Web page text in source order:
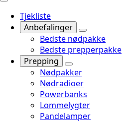
Tjekliste
Anbefalinger
Bedste nødpakke
Bedste prepperpakke
Prepping
Nødpakker
Nødradioer
Powerbanks
Lommelygter
Pandelamper